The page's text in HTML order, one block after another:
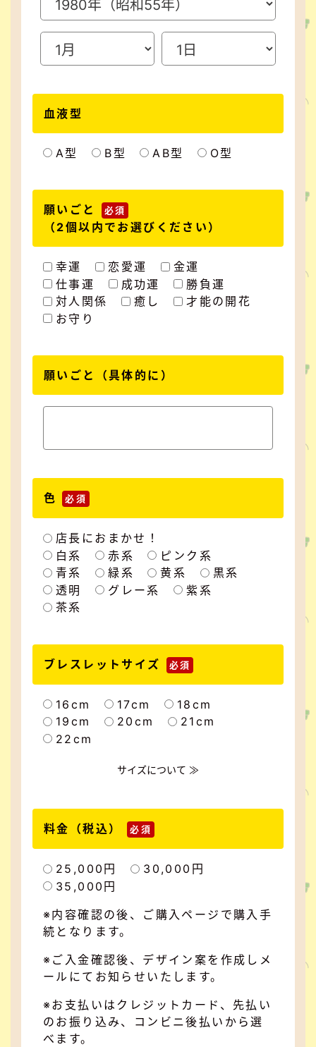
血液型
A型 B型 AB型 O型
願いごと 必須
（2個以内でお選びください）
幸運 恋愛運
金運
仕事運
成功運
勝負運
対人関係
癒し
才能の開花
お守り
願いごと （具体的に）
色 必須
店長におまかせ！
白系
赤系
ピンク系
青系
緑系 黄系
黒系
透明
グレー系
紫系
茶系
ブレスレットサイズ 必須
16cm 17cm
18cm
19cm
20cm
21cm
22cm
サイズについて ≫
料金（税込） 必須
25,000円
30,000円
35,000円
※内容確認の後、ご購入ページで購入手
続となります。
※ご入金確認後、デザイン案を作成しメ
ールにてお知らせいたします。
※お支払いはクレジットカード、先払い
のお振り込み、コンビニ後払いから選
べます。